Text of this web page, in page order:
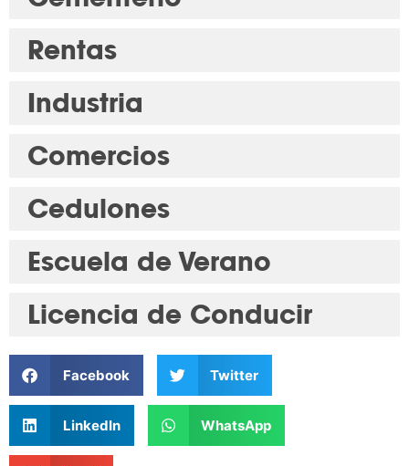
Rentas
Industria
Comercios
Cedulones
Escuela de Verano
Licencia de Conducir
Facebook Twitter
LinkedIn WhatsApp